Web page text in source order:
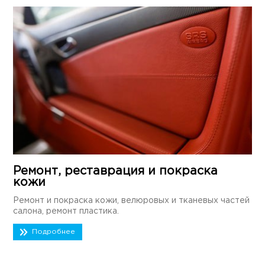
Ремонт, реставрация и покраска
кожи
Ремонт и покраска кожи, велюровых и тканевых частей
салона, ремонт пластика.
Подробнее